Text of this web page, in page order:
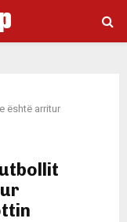
është arritur